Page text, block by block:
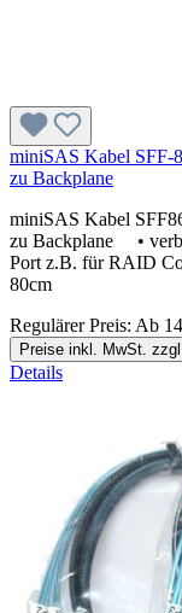
miniSAS Kabel SFF-
zu Backplane
miniSAS Kabel
zu Backplane •
Port z.B. für RAID
80cm
Regulärer Preis: Ab
Preise inkl. MwSt.
Details